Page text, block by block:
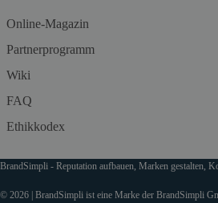
Online-Magazin
Partnerprogramm
Wiki
FAQ
Ethikkodex
BrandSimpli - Reputation aufbauen, Marken gestalten,
© 2026 | BrandSimpli ist eine Marke der BrandSimpli